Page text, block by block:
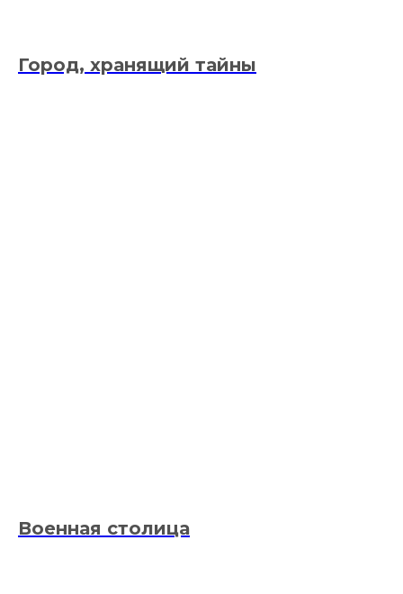
Город, хранящий тайны
Военная столица